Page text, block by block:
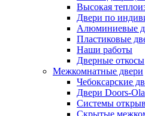
Высокая
Двери по
Алюминиевые
Пластиковые
Наши работы
Дверные откосы
Межкомнатные двери
Чебоксарские
Двери Doors-Ola
Системы
Скрытые